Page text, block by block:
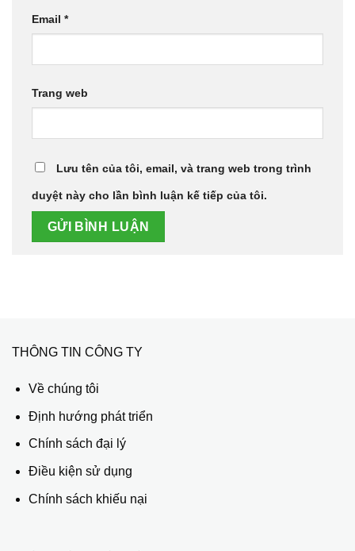
Email *
Trang web
Lưu tên của tôi, email, và trang web trong trình
duyệt này cho lần bình luận kế tiếp của tôi.
THÔNG TIN CÔNG TY
Về chúng tôi
Định hướng phát triển
Chính sách đại lý
Điều kiện sử dụng
Chính sách khiếu nại